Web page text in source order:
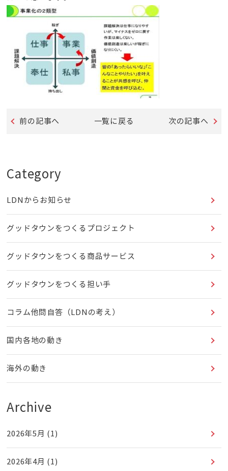
前の記事へ 一覧に戻る 次の記事へ
Category
LDNからお知らせ
グッドタウンをつくるプロジェクト
グッドタウンをつくる商品サービス
グッドタウンをつくる担い手
コラム他問自答（LDNの考え）
国内各地の動き
海外の動き
Archive
2026年5月 (1)
2026年4月 (1)